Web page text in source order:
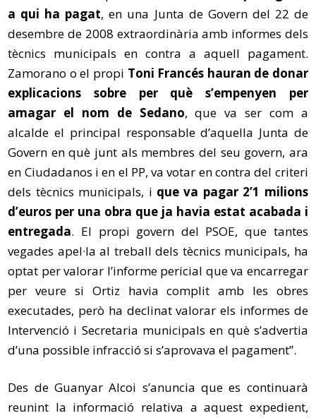
a qui ha pagat, en una Junta de Govern del 22 de
desembre de 2008 extraordinària amb informes dels
tècnics municipals en contra a aquell pagament.
Zamorano o el propi Toni Francés hauran de donar
explicacions sobre per què s’empenyen per
amagar el nom de Sedano, que va ser com a
alcalde el principal responsable d’aquella Junta de
Govern en què junt als membres del seu govern, ara
en Ciudadanos i en el PP, va votar en contra del criteri
dels tècnics municipals, i que va pagar 2’1 milions
d’euros per una obra que ja havia estat acabada i
entregada. El propi govern del PSOE, que tantes
vegades apel·la al treball dels tècnics municipals, ha
optat per valorar l’informe pericial que va encarregar
per veure si Ortiz havia complit amb les obres
executades, però ha declinat valorar els informes de
Intervenció i Secretaria municipals en què s’advertia
d’una possible infracció si s’aprovava el pagament”.
Des de Guanyar Alcoi s’anuncia que es continuarà
reunint la informació relativa a aquest expedient,